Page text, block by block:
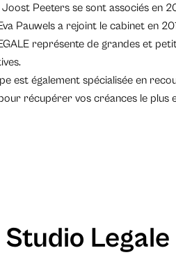
Peeters se sont associés en
Pauwels a rejoint le cabinet en
représente de grandes et
est également spécialisée en
récupérer vos créances le plus
Legale